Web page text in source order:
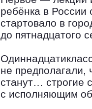
ребёнка в
стартовало в
до пятнадцатого
не предполагали,
станут… строгие
с исполняющим